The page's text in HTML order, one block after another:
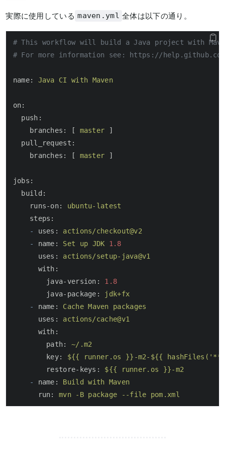
実際に使用している maven.yml 全体は以下の通り。
# This workflow will build a Java project with
# For more information see: https://
name: Java CI with Maven
on:
push:
branches:
[ master ]
pull_request:
branches:
[ master ]
jobs:
build:
runs-on:
ubuntu-latest
steps:
-
uses:
actions/checkout@v2
-
name: Set up JDK
1.8
uses:
actions/setup-java@v1
with:
java-version:
1.8
java-package:
jdk+fx
-
name: Cache Maven
packages
uses:
actions/cache@v1
with:
path:
~/.m2
key:
${{ runner.os }}-m2-${{
restore-keys:
${{ runner.os
}}-m2
-
name: Build with Maven
run:
mvn -B package --file pom.xml